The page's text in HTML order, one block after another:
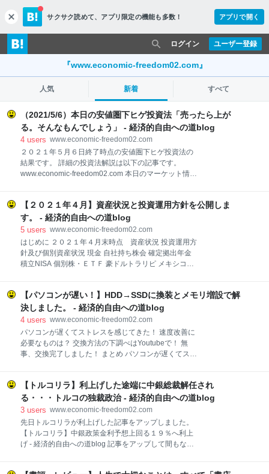
c
l
o
s
サクサク読めて、 アプリ限定の機能も多数！ アプリで開く
ユーザー登録
ログイン
『www.economic-freedom02.com』
人気 新着 すべて
（2021/5/6）本日の安値圏下ヒゲ投資法「売ったら上が
る。そんなもんでしょう」 - 経済的自由への道blog
4 users www.economic-freedom02.com
２０２１年５月６日終了時点の安値圏下ヒゲ投資法の
結果です。 詳細の投資法解説は以下の記事です。
www.economic-freedom02.com 本日のマーケット情報
比率 +1.54％ ２５日騰落レシオ 82.01 本日のスクリ
ーニング銘柄 スクリーニング条件① １１６銘柄 スク
リーニング条件② １７７銘柄※ ※基本は安値圏銘柄①
ですが、ＲＳＩの条件を無くした②も検討対象に増や
しました。 本日の安値圏下ヒゲ銘柄 スクリーニング条
件① （２７８４）アルフレッサホールディングス 保有
益 -1,600円 保有日数 ２８日 通算成績 条件① ２
勝2敗（+90
【２０２１年４月】資産状況と投資運用方針を公開しま
す。 - 経済的自由への道blog
5 users www.economic-freedom02.com
はじめに ２０２１年４月末時点 資産状況 投資運用方
針及び個別資産状況 現金 自社持ち株会 確定拠出年金
積立NISA 個別株・ＥＴＦ 豪ドルトラリピ メキシコペ
じめに 「経済的自由への道ｂｌｏｇ」に訪れて頂き有
難うございます。 需要が有るかどうかは分かりません
が、（おそらく無いでしょうが）私の資産状況と投資
運用方針を初めて公開したの今年１月から。 順調に資
産は増えているのかどうか？ 投資方針はこのままで良
いのか？ 自分の備忘録的な位置づけで書いています。
になっています。 ２０２１年４月末時点 資産状況 資
産内訳【価格は評価額】（かっこ内は先月比） 現金：
2,075,695（+10,8
【パソコンが遅い！】HDD→SSDに換装とメモリ増設で解
決しました。 - 経済的自由への道blog
4 users www.economic-freedom02.com
パソコンが遅くてストレスを感じてきた！ 速度改善に
必要なものは？ 交換方法の下調べはYoutubeで！ 無
事、交換完了しました！ まとめ パソコンが遅くてスト
て起動時間やソフトを２、３立ち上げると反応速度の
低下が顕著でストレスを感じるレベルになっていまし
た。 現在使っているパソコンのスペックがこちら
「DELL inspiron15-3567」 ＣＰＵ：intel core i3-
6006U メモリ：４ＧＢ ＨＤＤ：１ＴＢ メモリ４ＧＢ
はきびしい！ 先日買ったスマホ「AQUOS
【トルコリラ】利上げした途端に中銀総裁解任され
る・・・トルコの独裁政治 - 経済的自由への道blog
3 users www.economic-freedom02.com
先日トルコリラが利上げした記事をアップしました。
【トルコリラ】中銀政策金利予想上回る１９％へ利上
げ - 経済的自由への道blog 記事をアップして間もなく